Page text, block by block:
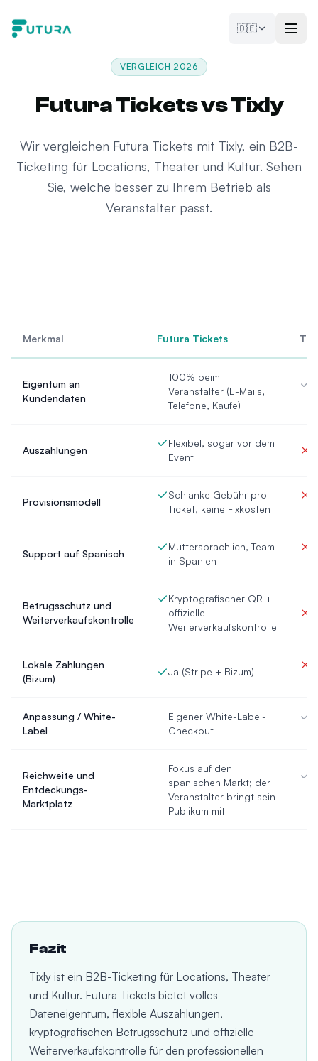
🇩🇪
VERGLEICH 2026
Futura Tickets vs Tixly
Wir vergleichen Futura Tickets mit Tixly, ein B2B-
Ticketing für Locations, Theater und Kultur. Sehen
Sie, welche besser zu Ihrem Betrieb als
Veranstalter passt.
Merkmal Futura Tickets
Eigentum an
Kundendaten
100% beim
Veranstalter (E-Mails,
Telefone, Käufe)
Auszahlungen
Flexibel, sogar vor dem
Event
Provisionsmodell
Schlanke Gebühr pro
Ticket, keine Fixkosten
Support auf Spanisch
Muttersprachlich, Team
in Spanien
Betrugsschutz und
Weiterverkaufskontrolle
Kryptografischer QR +
offizielle
Weiterverkaufskontrolle
Lokale Zahlungen
(Bizum)
Ja (Stripe + Bizum)
Anpassung / White-
Label
Eigener White-Label-
Checkout
Reichweite und
Entdeckungs-
Marktplatz
Fokus auf den
spanischen Markt; der
Veranstalter bringt sein
Publikum mit
Fazit
Tixly ist ein B2B-Ticketing für Locations, Theater
und Kultur. Futura Tickets bietet volles
Dateneigentum, flexible Auszahlungen,
kryptografischen Betrugsschutz und offizielle
Weiterverkaufskontrolle für den professionellen